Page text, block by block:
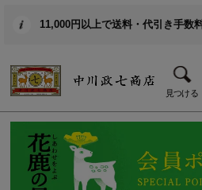
11,000円以上で送料・代引き手数
見つける